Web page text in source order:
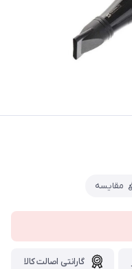
مقایسه
گارانتی اصالت کالا